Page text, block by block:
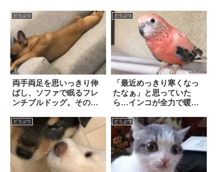
どうぶつ
両手両足を思いっきり伸
ばし、ソファで眠るフレ
ンチブルドッグ。その姿
っ！！
どうぶつ
「最近めっきり寒くなっ
たなぁ」と思っていた
ら…インコが全力で暖を
どうぶつ どうぶつ